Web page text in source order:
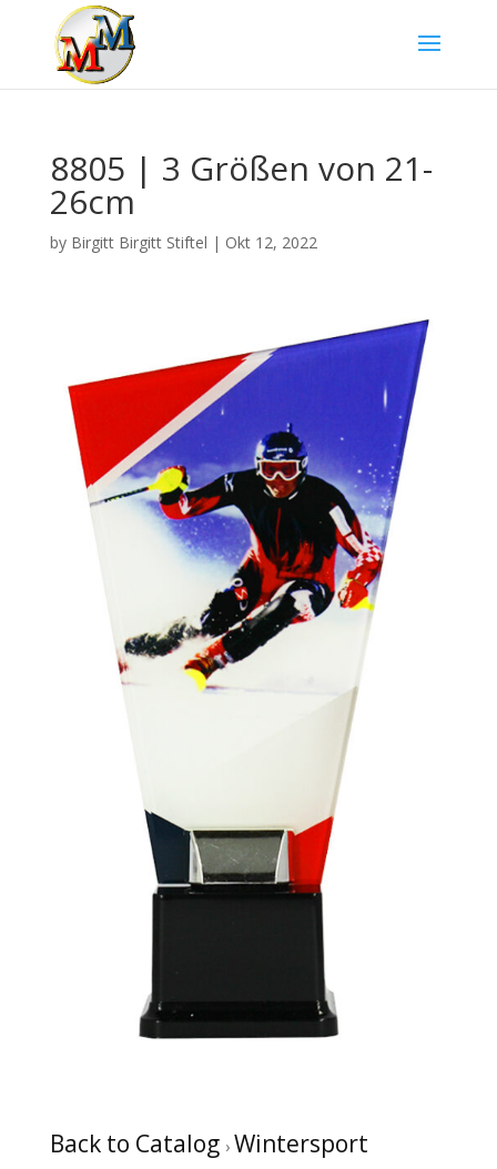
8805 | 3 Größen von 21-
26cm
by Birgitt Birgitt Stiftel | Okt 12, 2022
Back to Catalog Wintersport